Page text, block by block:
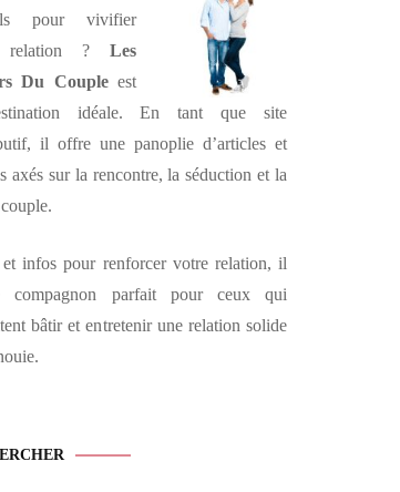
pour vivifier
relation ? Les
Du Coupleest
idéale. En tant que site
il offre une panoplie d’articles et
axés sur la rencontre, la séduction et la
infos pour renforcer votre relation, il
compagnon parfait pour ceux qui
bâtir et entretenir une relation solide